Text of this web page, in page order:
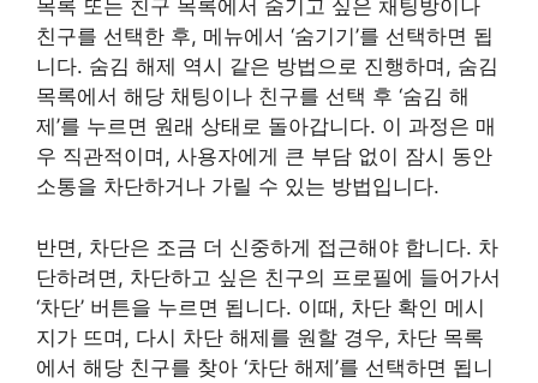
목록 또는 친구 목록에서 숨기고 싶은 채팅방이나
친구를 선택한 후, 메뉴에서 ‘숨기기’를 선택하면 됩
니다. 숨김 해제 역시 같은 방법으로 진행하며, 숨김
목록에서 해당 채팅이나 친구를 선택 후 ‘숨김 해
제’를 누르면 원래 상태로 돌아갑니다. 이 과정은 매
우 직관적이며, 사용자에게 큰 부담 없이 잠시 동안
소통을 차단하거나 가릴 수 있는 방법입니다.
반면, 차단은 조금 더 신중하게 접근해야 합니다. 차
단하려면, 차단하고 싶은 친구의 프로필에 들어가서
‘차단’ 버튼을 누르면 됩니다. 이때, 차단 확인 메시
지가 뜨며, 다시 차단 해제를 원할 경우, 차단 목록
에서 해당 친구를 찾아 ‘차단 해제’를 선택하면 됩니